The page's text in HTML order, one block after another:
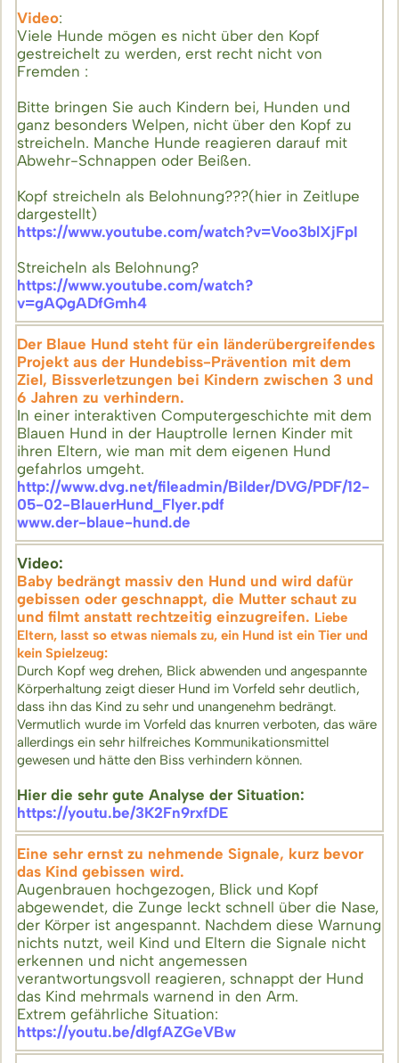
Video:
Viele Hunde mögen es nicht über den Kopf
gestreichelt zu werden, erst recht nicht von
Fremden :
Bitte bringen Sie auch Kindern bei, Hunden und
ganz besonders Welpen, nicht über den Kopf zu
streicheln. Manche Hunde reagieren darauf mit
Abwehr-Schnappen oder Beißen.
Kopf streicheln als Belohnung???(hier in Zeitlupe
dargestellt)
https://www.youtube.com/watch?v=Voo3blXjFpI
Streicheln als Belohnung?
https://www.youtube.com/watch?
v=gAQgADfGmh4
Der Blaue Hund steht für ein länderübergreifendes
Projekt aus der Hundebiss-Prävention mit dem
Ziel, Bissverletzungen bei Kindern zwischen 3 und
6 Jahren zu verhindern.
In einer interaktiven Computergeschichte mit dem
Blauen Hund in der Hauptrolle lernen Kinder mit
ihren Eltern, wie man mit dem eigenen Hund
gefahrlos umgeht.
http://www.dvg.net/fileadmin/Bilder/DVG/PDF/12-
05-02-BlauerHund_Flyer.pdf
www.der-blaue-hund.de
Video:
Baby bedrängt massiv den Hund und wird dafür
gebissen oder geschnappt, die Mutter schaut zu
und filmt anstatt rechtzeitig einzugreifen. Liebe
Eltern, lasst so etwas niemals zu, ein Hund ist ein Tier und
kein Spielzeug:
Durch Kopf weg drehen, Blick abwenden und angespannte
Körperhaltung zeigt dieser Hund im Vorfeld sehr deutlich,
dass ihn das Kind zu sehr und unangenehm bedrängt.
Vermutlich wurde im Vorfeld das knurren verboten, das wäre
allerdings ein sehr hilfreiches Kommunikationsmittel
gewesen und hätte den Biss verhindern können.
Hier die sehr gute Analyse der Situation:
https://youtu.be/3K2Fn9rxfDE
Eine sehr ernst zu nehmende Signale, kurz bevor
das Kind gebissen wird.
Augenbrauen hochgezogen, Blick und Kopf
abgewendet, die Zunge leckt schnell über die Nase,
der Körper ist angespannt. Nachdem diese Warnung
nichts nutzt, weil Kind und Eltern die Signale nicht
erkennen und nicht angemessen
verantwortungsvoll reagieren, schnappt der Hund
das Kind mehrmals warnend in den Arm.
Extrem gefährliche Situation:
https://youtu.be/dlgfAZGeVBw